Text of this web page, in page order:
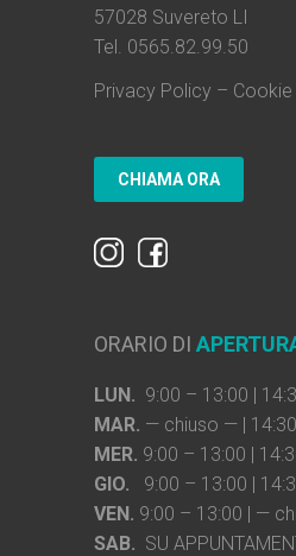
57028 Suvereto LI
Tel. 0565.82.99.50
Privacy Policy –
ORARIO DI
LUN. 9:00 – 13:00 |
MAR. — chiuso — |
MER. 9:00 – 13:00 |
GIO. 9:00 – 13:00 |
VEN. 9:00 – 13:00 | —
SAB. SU